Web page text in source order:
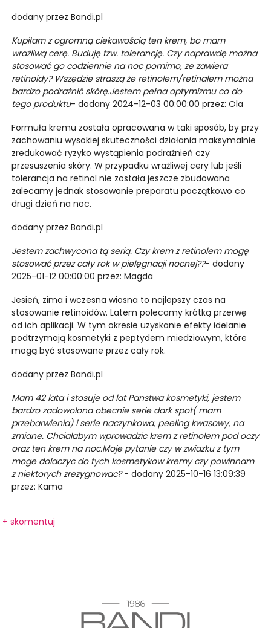
dodany przez Bandi.pl
Kupiłam z ogromną ciekawością ten krem, bo mam
wrażliwą cerę. Buduję tzw. tolerancję. Czy naprawdę można
stosować go codziennie na noc pomimo, że zawiera
retinoidy? Wszędzie straszą że retinolem/retinalem można
bardzo podrażnić skórę.Jestem pełna optymizmu co do
tego produktu- dodany 2024-12-03 00:00:00 przez: Ola
Formuła kremu została opracowana w taki sposób, by przy
zachowaniu wysokiej skuteczności działania maksymalnie
zredukować ryzyko wystąpienia podrażnień czy
przesuszenia skóry. W przypadku wrażliwej cery lub jeśli
tolerancja na retinol nie została jeszcze zbudowana
zalecamy jednak stosowanie preparatu początkowo co
drugi dzień na noc.
dodany przez Bandi.pl
Jestem zachwycona tą serią. Czy krem z retinolem mogę
stosować przez cały rok w pielęgnacji nocnej??- dodany
2025-01-12 00:00:00 przez: Magda
Jesień, zima i wczesna wiosna to najlepszy czas na
stosowanie retinoidów. Latem polecamy krótką przerwę
od ich aplikacji. W tym okresie uzyskanie efekty idelanie
podtrzymają kosmetyki z peptydem miedziowym, które
mogą być stosowane przez cały rok.
dodany przez Bandi.pl
Mam 42 lata i stosuje od lat Panstwa kosmetyki, jestem
bardzo zadowolona obecnie serie dark spot( mam
przebarwienia) i serie naczynkowa, peeling kwasowy, na
zmiane. Chcialabym wprowadzic krem z retinolem pod oczy
oraz ten krem na noc.Moje pytanie czy w zwiazku z tym
moge dolaczyc do tych kosmetykow kremy czy powinnam
z niektorych zrezygnowac?- dodany 2025-10-16 13:09:39
przez: Kama
+ skomentuj